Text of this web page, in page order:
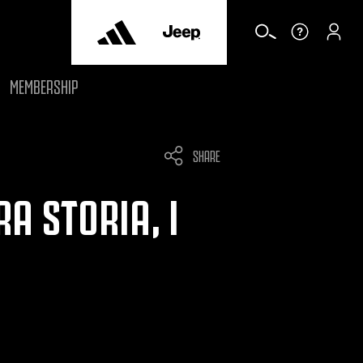
MEMBERSHIP
SHARE
STORIA, I